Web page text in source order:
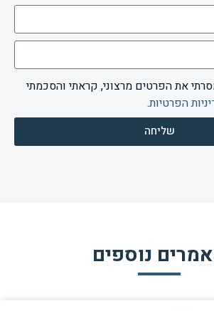
את הפרטים מרצוני, קראתי והסכמתי
הפרטיות.
שליחה
נוספים